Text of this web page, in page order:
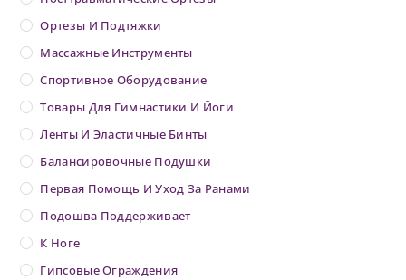
Ортезы И Подтяжки
Массажные Инструменты
Спортивное Оборудование
Товары Для Гимнастики И Йоги
Ленты И Эластичные Бинты
Балансировочные Подушки
Первая Помощь И Уход За Ранами
Подошва Поддерживает
К Ноге
Гипсовые Ограждения